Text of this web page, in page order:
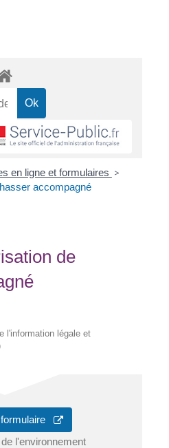
en ligne et formulaires >
accompagné
de
l'information légale et
l'environnement